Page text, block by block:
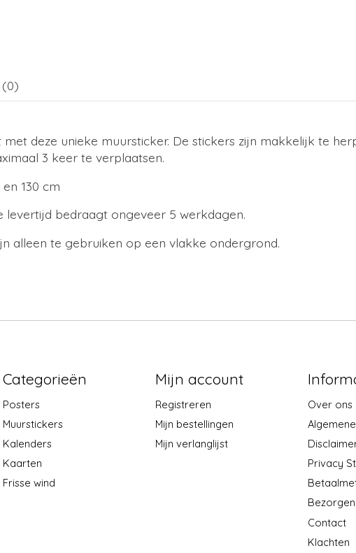
(0)
deze unieke muursticker. De stickers zijn makkelijk te
3 keer te verplaatsen.
130 cm
levertijd bedraagt ongeveer 5 werkdagen.
alleen te gebruiken op een vlakke ondergrond.
Categorieën
Posters
Muurstickers
Kalenders
Kaarten
Frisse wind
Mijn account
Registreren
Mijn bestellingen
Mijn verlanglijst
Over ons
Privacy
Contact
Klachten